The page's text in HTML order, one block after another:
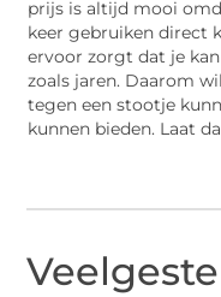
prijs is altijd mooi
keer gebruiken direct
ervoor zorgt dat je
zoals jaren. Daarom
tegen een stootje
kunnen bieden. Laat